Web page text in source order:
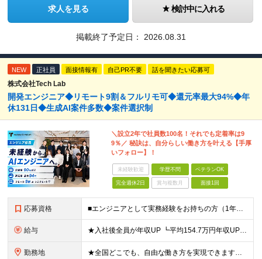
求人を見る 検討中に入れる
掲載終了予定日： 2026.08.31
NEW 正社員 面接情報有 自己PR不要 話を聞きたい応募可
株式会社Tech Lab
開発エンジニア◆リモート9割＆フルリモ可◆還元率最大94%◆年
休131日◆生成AI案件多数◆案件選択制
＼設立2年で社員数100名！それでも定着率は9
9％／ 秘訣は、自分らしい働き方を叶える【手厚
いフォロー】！
未経験歓迎 学歴不問 ベテランOK
完全週休2日 賞与複数月 面接1回
応募資格 ■エンジニアとして実務経験をお持ちの方（1年以上） ■学歴不問 ■既卒・第二新卒OK ☆Tech Labの事業内容、ビジョンに共感できる⽅はぜひご応募ください！ ☆意欲重視の採用です！ 「経歴に自信
給与 ★入社後全員が年収UP ┗平均154.7万円年収UP！ ┗最大380万円UPの実績も 月給35万円～100万円＋決算賞与＋各種手当 【 給与イメージ 】 ■経験1年以上…月給35万円～＋決算賞与
勤務地 ★全国どこでも、自由な働き方を実現できます！ 全国のプロジェクト先やフルリモート環境での勤務も可能です。 ＼自由度の高い働き方、叶えます／ ・フルリモートで働きたい ・ハイブリットに働きたい ・家庭